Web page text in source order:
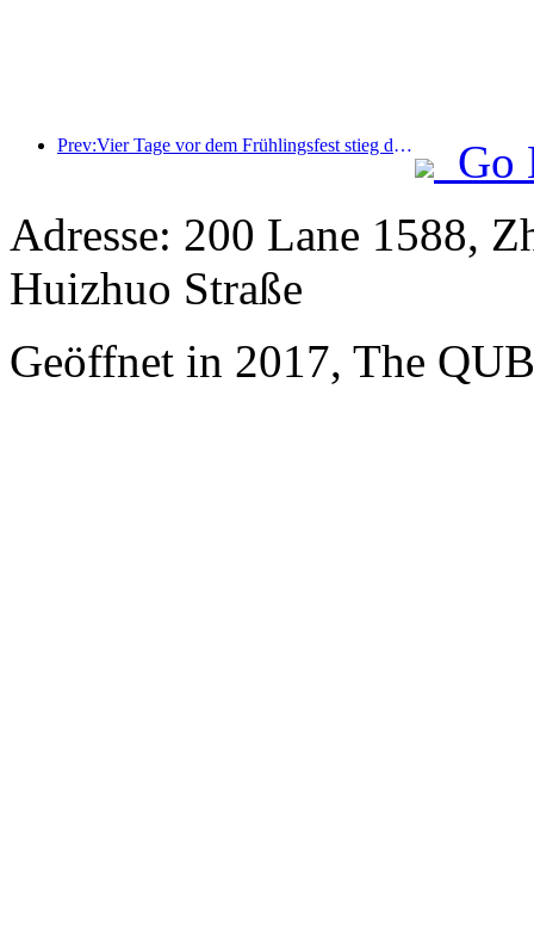
Prev:Vier Tage vor dem Frühlingsfest stieg das Buchungsvolumen beliebter Bezirkshotels um über 120% im Vergleich zum Vorjahr
Go
Adresse: 200 Lane 1588,
Huizhuo Straße
Geöffnet in 2017, The